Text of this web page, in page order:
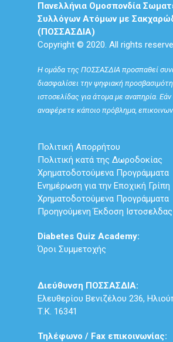
Πανελλήνια Ομοσπονδία
Συλλόγων Ατόμων με
(ΠΟΣΣΑΣΔΙΑ)
Copyright © 2020. All rights
Η ομάδα της ΠΟΣΣΑΣΔΙΑ προσπαθεί
διασφαλίσει την ψηφιακή
ιστοσελίδας για άτομα με αναπηρία.
αναφέρετε κάποιο πρόβλημα,
Πολιτική Απορρήτου
Πολιτική κατά της Δωροδοκίας
Χρηματοδοτούμενα Προγράμματα
Ενημέρωση για την Εποχική Γρίπη
Χρηματοδοτούμενα Προγράμματα
Προηγούμενη Έκδοση Ιστοσελδας
Diabetes Quiz Academy:
Όροι Συμμετοχής
Διεύθυνση ΠΟΣΣΑΣΔΙΑ:
Ελευθερίου Βενιζέλου 236,
Τ.Κ. 16341
Τηλέφωνο / Fax επικοινωνίας: